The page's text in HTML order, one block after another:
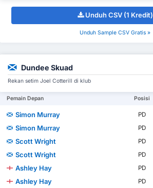
Unduh CSV (1 Kredit)
Unduh Sample CSV Gratis »
Dundee Skuad
Rekan setim Joel Cotterill di klub
Pemain Depan Posisi
Simon Murray PD
Simon Murray
PD
Scott Wright
PD
Scott Wright
PD
Ashley Hay
PD
Ashley Hay
PD